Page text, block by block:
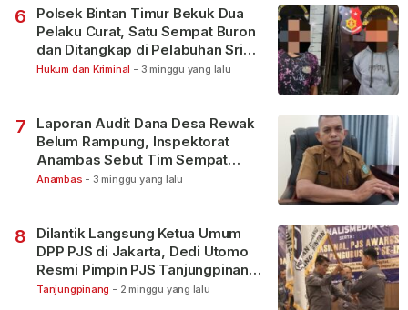
6
Polsek Bintan Timur Bekuk Dua
Pelaku Curat, Satu Sempat Buron
dan Ditangkap di Pelabuhan Sri
Bintan Pura
Hukum dan Kriminal - 3 minggu yang lalu
7
Laporan Audit Dana Desa Rewak
Belum Rampung, Inspektorat
Anambas Sebut Tim Sempat
Terbagi Tangani Kasus Lain
Anambas - 3 minggu yang lalu
8
Dilantik Langsung Ketua Umum
DPP PJS di Jakarta, Dedi Utomo
Resmi Pimpin PJS Tanjungpinang-
Bintan
Tanjungpinang - 2 minggu yang lalu